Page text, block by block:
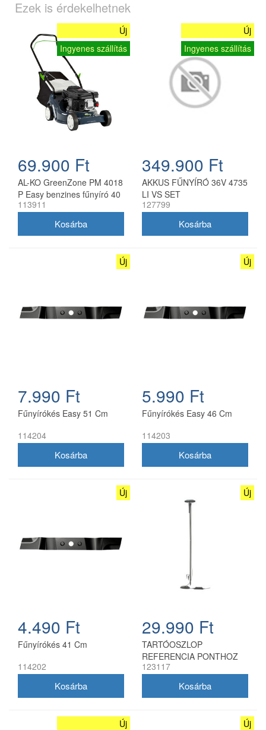
Ezek is érdekelhetnek
Új
Ingyenes szállítás
69.900 Ft
AL-KO GreenZone PM 4018
P Easy benzines fűnyíró 40
cm
113911
Új
Ingyenes szállítás
349.900 Ft
AKKUS FŰNYÍRÓ 36V 4735
LI VS SET
127799
Új
7.990 Ft
Fűnyírókés Easy 51 Cm
114204
Új
5.990 Ft
Fűnyírókés Easy 46 Cm
114203
Új
4.490 Ft
Fűnyírókés 41 Cm
114202
Új
29.990 Ft
TARTÓOSZLOP
REFERENCIA PONTHOZ
123117
Új
Új